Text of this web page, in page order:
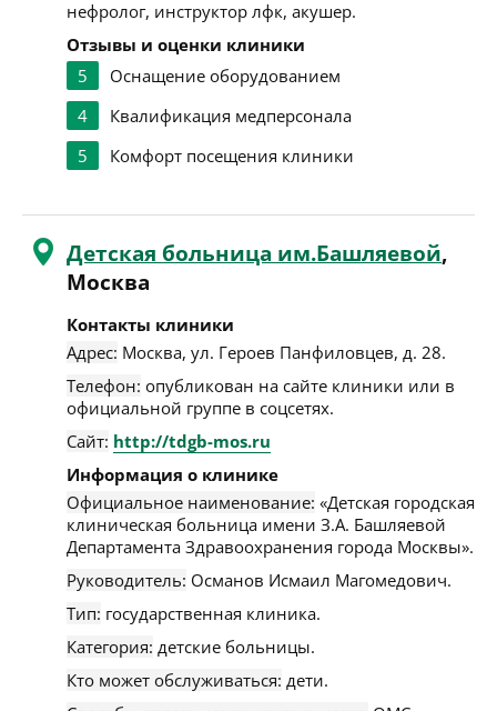
нефролог, инструктор лфк, акушер.
Отзывы и оценки клиники
5
Оснащение оборудованием
4
Квалификация медперсонала
5
Комфорт посещения клиники
Детская больница им.Башляевой,
Москва
Контакты клиники
Адрес: Москва, ул. Героев Панфиловцев, д. 28.
Телефон: опубликован на сайте клиники или в
официальной группе в соцсетях.
Сайт: http://tdgb-mos.ru
Информация о клинике
Официальное наименование: «Детская городская
клиническая больница имени З.А. Башляевой
Департамента Здравоохранения города Москвы».
Руководитель: Османов Исмаил Магомедович.
Тип: государственная клиника.
Категория: детские больницы.
Кто может обслуживаться: дети.